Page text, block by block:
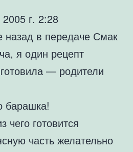
г. 2:28
назад в передаче Смак
я один рецепт
— родители
барашка!
чего готовится
часть желательно